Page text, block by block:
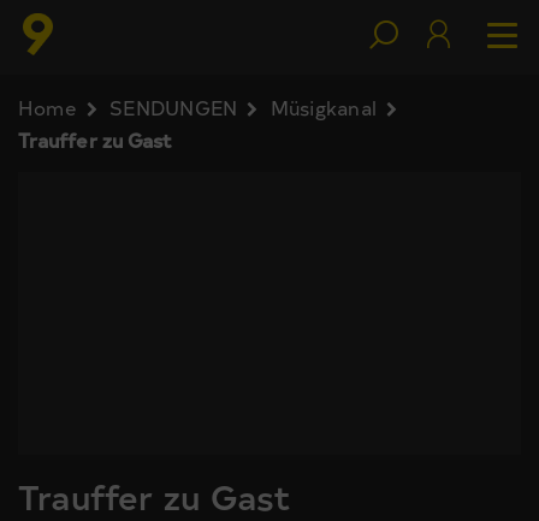
Home SENDUNGEN
Müsigkanal
Trauffer zu Gast
Trauffer zu Gast